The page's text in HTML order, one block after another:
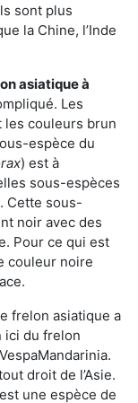
sont plus
la Chine, l’Inde
asiatiqueà
Les
couleurs brun
espèce du
) est à
sous-espèces
Cette sous-
noir avec des
Pour ce qui est
couleur noire
frelon asiatique a
ici du frelon
droit de l’Asie.
une espèce de